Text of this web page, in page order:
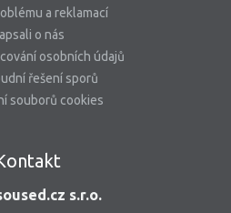
a reklamací
o nás
osobních údajů
řešení sporů
souborů cookies
s.r.o.